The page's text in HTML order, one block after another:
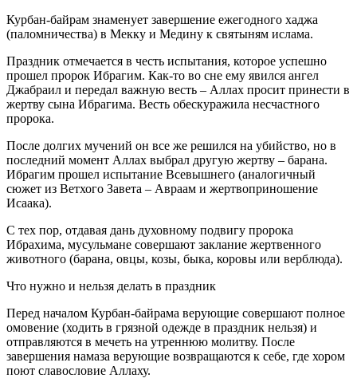
Курбан-байрам знаменует завершение ежегодного хаджа
(паломничества) в Мекку и Медину к святыням ислама.
Праздник отмечается в честь испытания, которое успешно
прошел пророк Ибрагим. Как-то во сне ему явился ангел
Джабраил и передал важную весть – Аллах просит принести в
жертву сына Ибрагима. Весть обескуражила несчастного
пророка.
После долгих мучений он все же решился на убийство, но в
последний момент Аллах выбрал другую жертву – барана.
Ибрагим прошел испытание Всевышнего (аналогичный
сюжет из Ветхого Завета – Авраам и жертвоприношение
Исаака).
С тех пор, отдавая дань духовному подвигу пророка
Ибрахима, мусульмане совершают заклание жертвенного
животного (барана, овцы, козы, быка, коровы или верблюда).
Что нужно и нельзя делать в праздник
Перед началом Курбан-байрама верующие совершают полное
омовение (ходить в грязной одежде в праздник нельзя) и
отправляются в мечеть на утреннюю молитву. После
завершения намаза верующие возвращаются к себе, где хором
поют славословие Аллаху.